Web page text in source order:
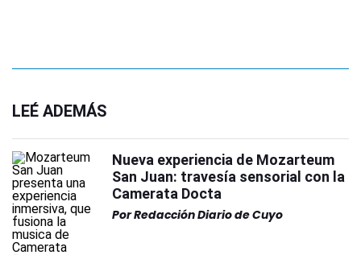
LEÉ ADEMÁS
Nueva experiencia de Mozarteum
San Juan: travesía sensorial con la
Camerata Docta
PorRedacción Diario de Cuyo